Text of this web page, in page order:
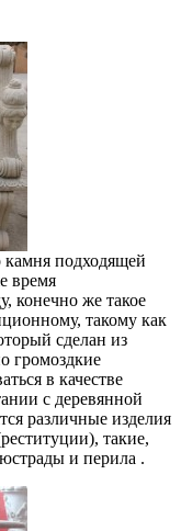
камня подходящей
время
конечно же такое
такому как
сделан из
громоздкие
в качестве
с деревянной
различные изделия
такие,
и перила .